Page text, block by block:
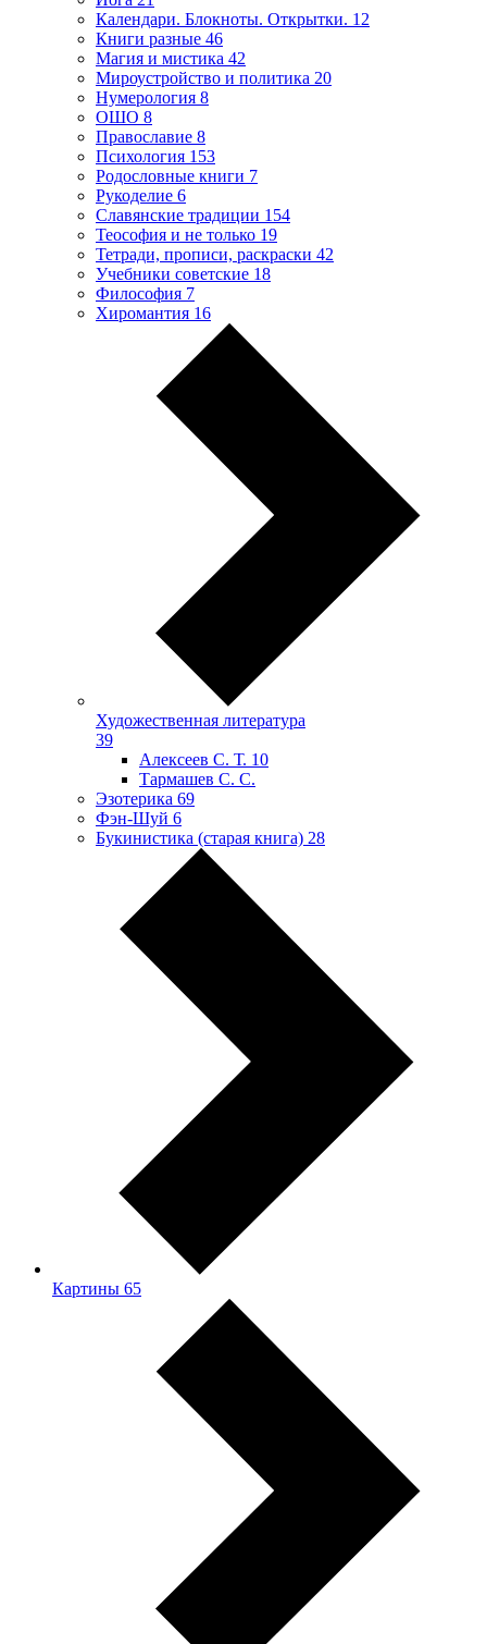
Календари. Блокноты. Открытки. 12
Книги разные 46
Магия и мистика 42
Мироустройство и политика 20
Нумерология 8
ОШО 8
Православие 8
Психология 153
Родословные книги 7
Рукоделие 6
Славянские традиции 154
Теософия и не только 19
Тетради, прописи, раскраски 42
Учебники советские 18
Философия 7
Хиромантия 16
Художественная литература
39
Алексеев С. Т. 10
Тармашев С. С.
Эзотерика 69
Фэн-Шуй 6
Букинистика (старая книга) 28
Картины 65